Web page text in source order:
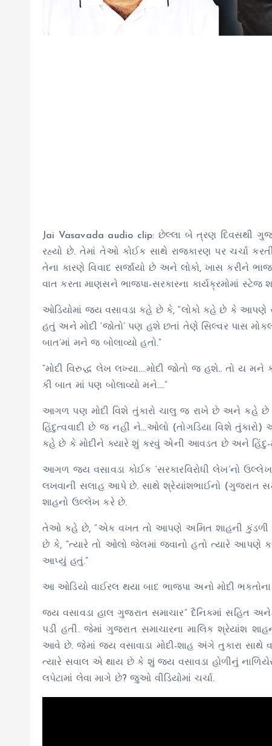
Jai Vasavada audio clip: છેલ્લા બે ત્રણ દિવસથી
રહ્યો છે. તેમાં તેઓ કોઈક સાથે રાજકારણ પર ચર્ચા
તેના કારણે વિવાદ સર્જાયો છે અને લોકો, ખાસ કરીને
વાત કરતા માણસને ભાજપા-સરકારના કાર્યક્રમોમાં
ઓડિયોમાં જય વસાવડા કહે છે કે, “લોકો કહે છે કે આપણે
હતું અને મોદી ‘જોતો’ પણ હશે છતાં તેણે સિલ્વર પાસ
બાત’માં મને જ બોલાવ્યો હતો.”
“મોદી વિરુદ્ધ લેખ લખ્યા….મોદી જોતો જ હશે.. તો ય
કી બાત માં પણ બોલાવ્યો મને….”
આગળ પણ મોદી વિશે તુંકારો ચાલુ જ રાખે છે અને કહે
હિંદુત્વવાદી છે જ નહીં ને…ઓલો (તોગડિયા વિશે
કહે છે કે મોદીને ક્યારે શું કરવું એની આવડત છે અને હિંદુ-
આગળ જય વસાવડા કોઈક ‘સરકારવિરોધી લેખ’નો
લખવાની સલાહ આપે છે. સાથે શ્રેયાંશભાઈનો (ગુજરાત
શાહનો ઉલ્લેખ કરે છે.
તેઓ કહે છે, “એક વખત તો આપણે અમિત શાહની કુંડળી
છે કે, “ત્યારે તો ઓલો જેલમાં જવાનો હતો ત્યારે
આપ્યું હતું.”
આ ઓડિયો વાઈરલ થયા બાદ ભાજપા અનો મોદી ભક્તોના
જય વસાવડા હાલ ગુજરાત સમાચાર” દૈનિકમાં સહિત
પડી હતી. જેમાં ગુજરાત સમાચારના માલિક શ્રેયાંશ
આવે છે. જેમાં જય વસાવાડા મોદી-શાહ અંગે તુકારા સાથે
ત્યારે સવાલ એ થાય છે કે શું જય વસાવડા હોળીનું
લપેટામાં લેવા માગે છે? જુઓ વીડિયોમાં ચર્ચા.